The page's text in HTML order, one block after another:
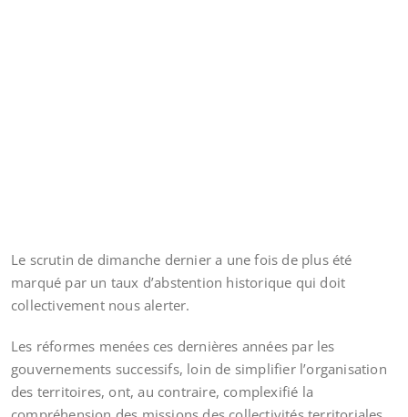
Le scrutin de dimanche dernier a une fois de plus été
marqué par un taux d’abstention historique qui doit
collectivement nous alerter.
Les réformes menées ces dernières années par les
gouvernements successifs, loin de simplifier l’organisation
des territoires, ont, au contraire, complexifié la